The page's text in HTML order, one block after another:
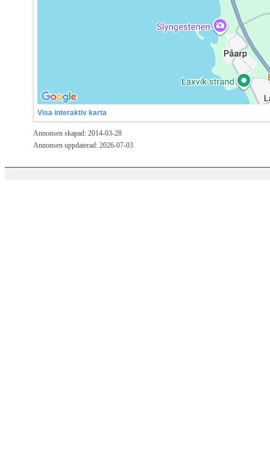
Visa interaktiv karta
Annonsen skapad: 2014-03-28
Annonsen uppdaterad: 2026-07-03